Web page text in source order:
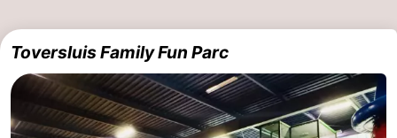
Domburg
-
Zoutelande
Vlissingen
-
Toversluis Family Fun Parc